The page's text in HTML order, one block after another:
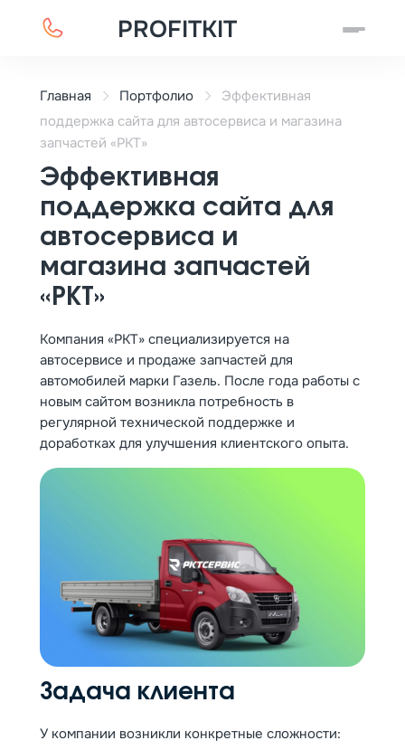
PROFITKIT
Главная Портфолио
Эффективная
поддержка сайта для автосервиса и магазина
запчастей «РКТ»
Эффективная
поддержка сайта для
автосервиса и
магазина запчастей
«РКТ»
Компания «РКТ» специализируется на
автосервисе и продаже запчастей для
автомобилей марки Газель. После года работы с
новым сайтом возникла потребность в
регулярной технической поддержке и
доработках для улучшения клиентского опыта.
Задача клиента
У компании возникли конкретные сложности: